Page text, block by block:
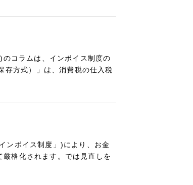
コラムは、インボイス制度の
存方式）」は、消費税の仕入税
ンボイス制度」)により、お金
格化されます。では見直しを